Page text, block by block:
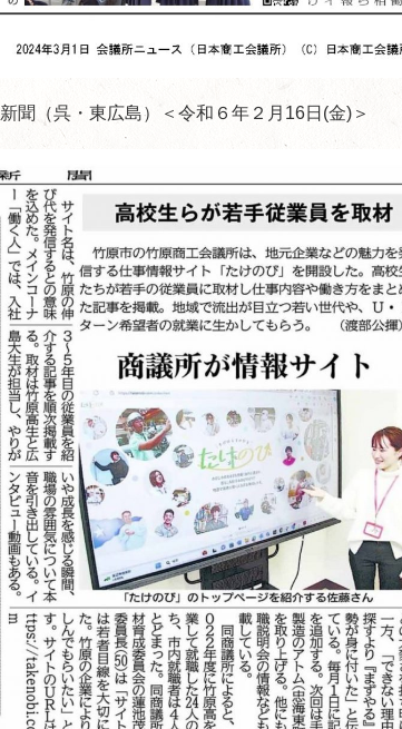
聞（呉・東広島）＜令和６年２月16日(金)＞